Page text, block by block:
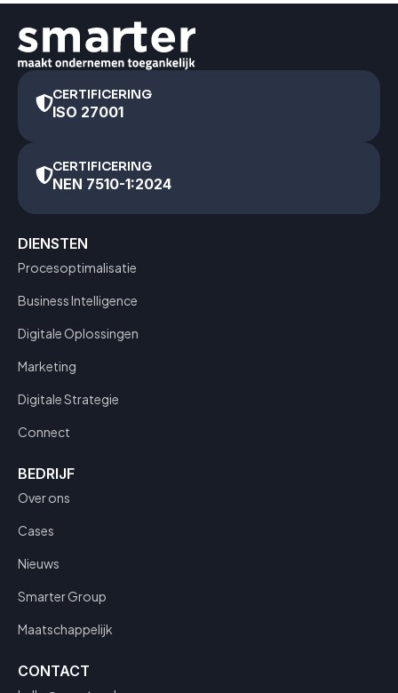
CERTIFICERING
ISO 27001
CERTIFICERING
NEN 7510-1:2024
DIENSTEN
Procesoptimalisatie
Business Intelligence
Digitale Oplossingen
Marketing
Digitale Strategie
Connect
BEDRIJF
Over ons
Cases
Nieuws
Smarter Group
Maatschappelijk
CONTACT